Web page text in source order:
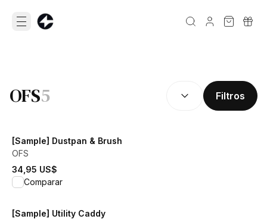
OFS5 RESULTADOS DE LA
Filtros
[Sample] Dustpan & Brush
OFS
34,95 US$
View product
Comparar
[Sample] Utility Caddy